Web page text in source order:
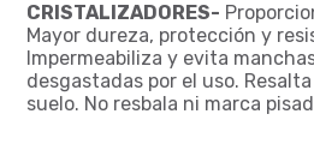
CRISTALIZADORES-
Mayor dureza, protección y
Impermeabiliza y evita
desgastadas por el uso.
suelo. No resbala ni marca